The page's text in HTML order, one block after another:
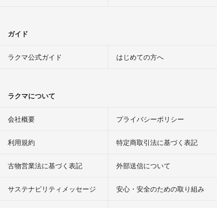
ガイド
ラクマ公式ガイド はじめての方へ
ラクマについて
会社概要 プライバシーポリシー
利用規約 特定商取引法に基づく表記
古物営業法に基づく表記 外部送信について
サステナビリティメッセージ 安心・安全のための取り組み